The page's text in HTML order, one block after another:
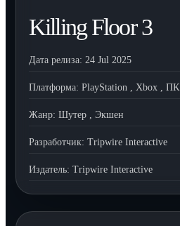
Killing Floor 3
Дата релиза: 24 Jul 2025
Платформа: PlayStation , Xbox , ПК
Жанр: Шутер , Экшен
Разработчик: Tripwire Interactive
Издатель: Tripwire Interactive